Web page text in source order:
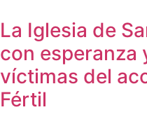
La Iglesia de
con esperanza
víctimas del
Fértil